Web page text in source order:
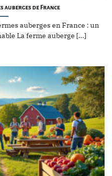
auberges de France
auberges en France : un
La ferme auberge [...]